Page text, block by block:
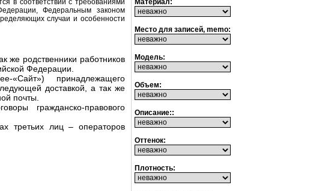
в соответствии с требованиями
Федеральным законом
случаи и особенности
же родственники работников
Федерации.
«Сайт») принадлежащего
доставкой, а так же
почты.
гражданско-правового
третьих лиц – операторов
Материал:
Место для записей, memo:
Модель:
Объем:
Описание::
Оттенок:
Плотность: